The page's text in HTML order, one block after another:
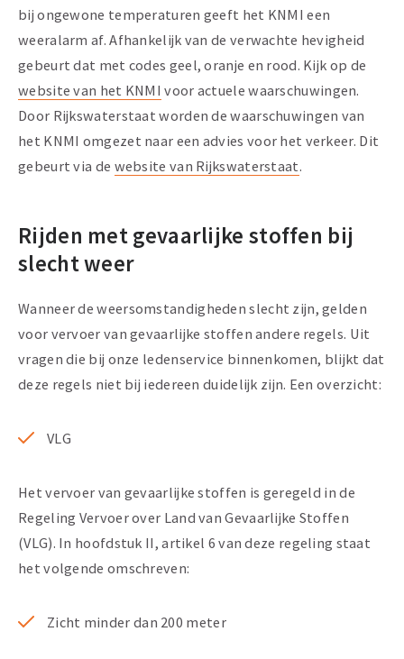
bij ongewone temperaturen geeft het KNMI een
weeralarm af. Afhankelijk van de verwachte hevigheid
gebeurt dat met codes geel, oranje en rood. Kijk op de
website van het KNMI voor actuele waarschuwingen.
Door Rijkswaterstaat worden de waarschuwingen van
het KNMI omgezet naar een advies voor het verkeer. Dit
gebeurt via de website van Rijkswaterstaat.
Rijden met gevaarlijke stoffen bij
slecht weer
Wanneer de weersomstandigheden slecht zijn, gelden
voor vervoer van gevaarlijke stoffen andere regels. Uit
vragen die bij onze ledenservice binnenkomen, blijkt dat
deze regels niet bij iedereen duidelijk zijn. Een overzicht:
VLG
Het vervoer van gevaarlijke stoffen is geregeld in de
Regeling Vervoer over Land van Gevaarlijke Stoffen
(VLG). In hoofdstuk II, artikel 6 van deze regeling staat
het volgende omschreven:
Zicht minder dan 200 meter